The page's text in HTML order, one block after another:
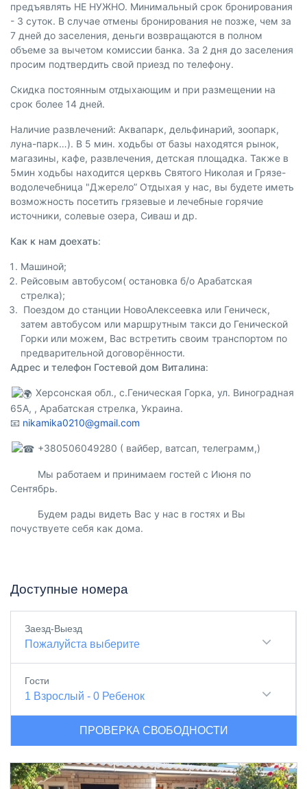
предъявлять НЕ НУЖНО. Минимальный срок бронирования
- 3 суток. В случае отмены бронирования не позже, чем за
7 дней до заселения, деньги возвращаются в полном
объеме за вычетом комиссии банка. За 2 дня до заселения
просим подтвердить свой приезд по телефону.
Скидка постоянным отдыхающим и при размещении на
срок более 14 дней.
Наличие развлечений: Аквапарк, дельфинарий, зоопарк,
луна-парк…). В 5 мин. ходьбы от базы находятся рынок,
магазины, кафе, развлечения, детская площадка. Также в
5мин ходьбы находится церквь Святого Николая и Грязе-
водолечебница "Джерело” Отдыхая у нас, вы будете иметь
возможность посетить грязевые и лечебные горячие
источники, солевые озера, Сиваш и др.
Как к нам доехать:
Машиной;
Рейсовым автобусом( остановка б/о Арабатская
стрелка);
Поездом до станции НовоАлексеевка или Геническ,
затем автобусом или маршрутным такси до Генической
Горки или можем, Вас встретить своим транспортом по
предварительной договорённости.
Адрес и телефон Гостевой дом Виталина:
Херсонская обл., с.Геническая Горка, ул. Виноградная
65А, , Арабатская стрелка, Украина.
📧 nikamika0210@gmail.com
️ +380506049280 ( вайбер, ватсап, телеграмм,)
Мы работаем и принимаем гостей с Июня по
Сентябрь.
Будем рады видеть Вас у нас в гостях и Вы
почуствуете себя как дома.
Доступные номера
Заезд-Выезд
Пожалуйста выберите
Гости
1 Взрослый - 0 Ребенок
ПРОВЕРКА СВОБОДНОСТИ